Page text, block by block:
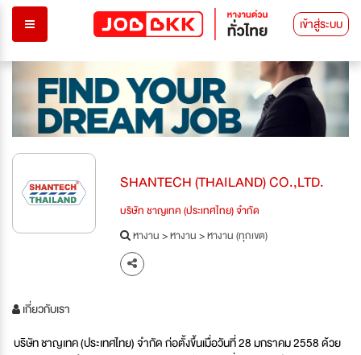
เข้าสู่ระบบ
SHANTECH (THAILAND) CO.,LTD.
บริษัท ชาญเทค (ประเทศไทย) จำกัด
หางาน>หางาน>หางาน (ทุกเขต)
เกี่ยวกับเรา
บริษัท ชาญเทค (ประเทศไทย) จำกัด ก่อตั้งขึ้นเมื่อวันที่ 28 มกราคม 2558 ด้วย